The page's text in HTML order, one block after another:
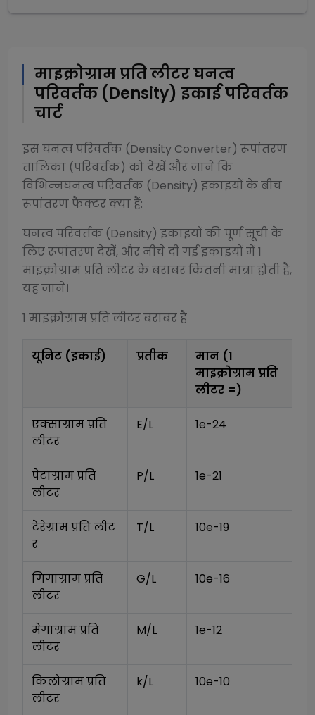
माइक्रोग्राम प्रति लीटरघनत्व
परिवर्तक (Density) इकाई परिवर्तक
चार्ट
इसघनत्व परिवर्तक (Density Converter) रूपांतरण
तालिका (परिवर्तक) को देखें और जानें कि
विभिन्नघनत्व परिवर्तक (Density) इकाइयों के बीच
रूपांतरण फैक्टर क्या हैं:
घनत्व परिवर्तक (Density) इकाइयों की पूर्ण सूची के
लिए रूपांतरण देखें, और नीचे दी गई इकाइयों में 1
माइक्रोग्राम प्रति लीटरके बराबर कितनी मात्रा होती है,
यह जानें।
1 माइक्रोग्राम प्रति लीटरबराबर है
यूनिट (इकाई) प्रतीक
मान (1
माइक्रोग्राम प्रति
लीटर =)
एक्साग्राम प्रति
लीटर
E/L 1e-24
पेटाग्राम प्रति
लीटर
P/L 1e-21
टेरेग्राम प्रति लीट
र
T/L 10e-19
गिगाग्राम प्रति
लीटर
G/L 10e-16
मेगाग्राम प्रति
लीटर
M/L 1e-12
किलोग्राम प्रति
लीटर
k/L 10e-10